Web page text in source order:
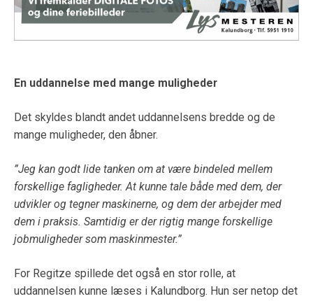
En uddannelse med mange muligheder
Det skyldes blandt andet uddannelsens bredde og de
mange muligheder, den åbner.
”Jeg kan godt lide tanken om at være bindeled mellem
forskellige fagligheder. At kunne tale både med dem, der
udvikler og tegner maskinerne, og dem der arbejder med
dem i praksis. Samtidig er der rigtig mange forskellige
jobmuligheder som maskinmester.”
For Regitze spillede det også en stor rolle, at
uddannelsen kunne læses i Kalundborg. Hun ser netop det